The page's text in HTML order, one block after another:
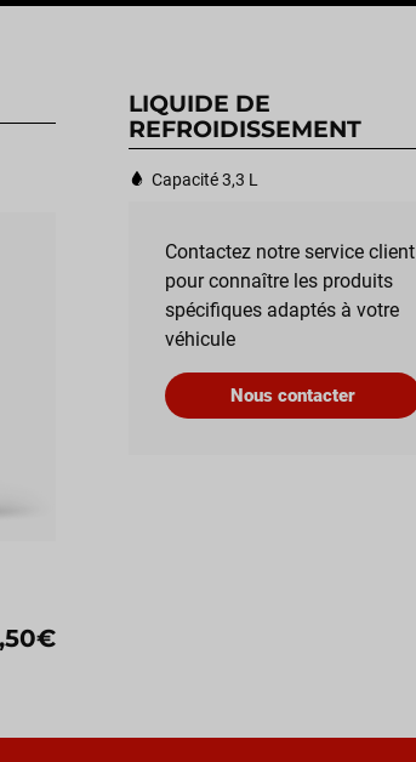
LIQUIDE DE
REFROIDISSEMENT
Capacité 3,3 L
Contactez notre service client
pour connaître les produits
spécifiques adaptés à votre
véhicule
Nous contacter